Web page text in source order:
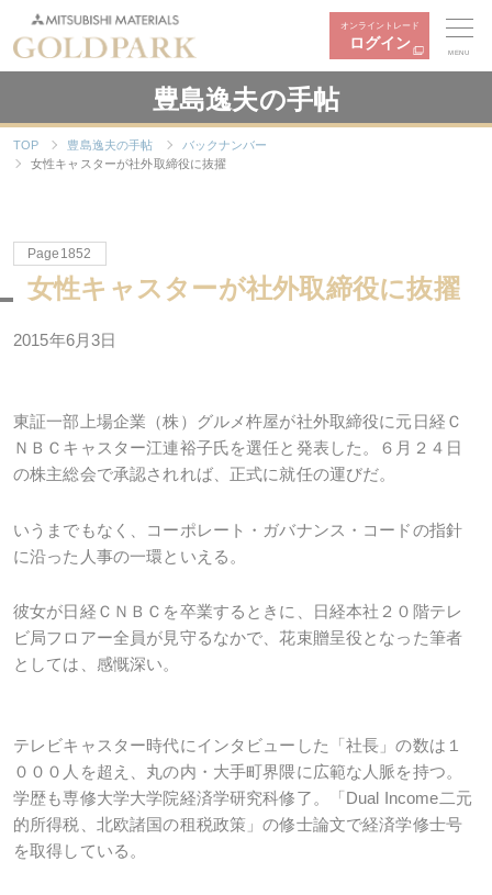
オンライントレード
ログイン
MENU
豊島逸夫の手帖
TOP 豊島逸夫の手帖
バックナンバー
女性キャスターが社外取締役に抜擢
Page1852
女性キャスターが社外取締役に抜擢
2015年6月3日
東証一部上場企業（株）グルメ杵屋が社外取締役に元日経Ｃ
ＮＢＣキャスター江連裕子氏を選任と発表した。６月２４日
の株主総会で承認されれば、正式に就任の運びだ。
いうまでもなく、コーポレート・ガバナンス・コードの指針
に沿った人事の一環といえる。
彼女が日経ＣＮＢＣを卒業するときに、日経本社２０階テレ
ビ局フロアー全員が見守るなかで、花束贈呈役となった筆者
としては、感慨深い。
テレビキャスター時代にインタビューした「社長」の数は１
０００人を超え、丸の内・大手町界隈に広範な人脈を持つ。
学歴も専修大学大学院経済学研究科修了。「Dual Income二元
的所得税、北欧諸国の租税政策」の修士論文で経済学修士号
を取得している。